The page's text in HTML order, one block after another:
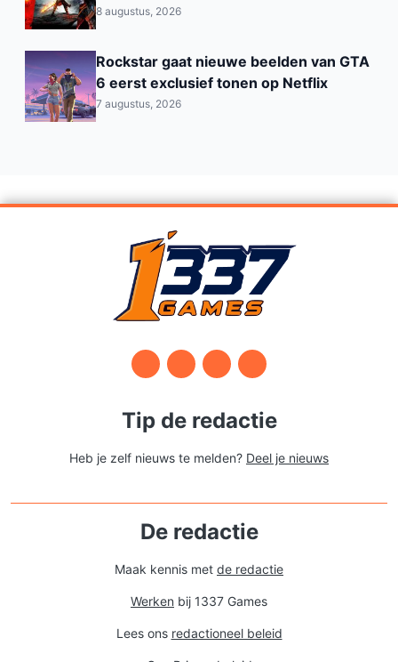
8 augustus, 2026
Rockstar gaat nieuwe beelden van GTA
6 eerst exclusief tonen op Netflix
7 augustus, 2026
Tip de redactie
Heb je zelf nieuws te melden? Deel je nieuws
De redactie
Maak kennis met de redactie
Werken bij 1337 Games
Lees ons redactioneel beleid